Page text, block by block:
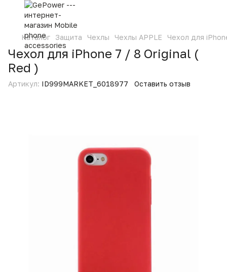
Каталог Защита Чехлы Чехлы APPLE Чехол для
Чехол для iPhone 7 / 8 Original (
Red )
Артикул: ID999MARKET_6018977 Оставить отзыв